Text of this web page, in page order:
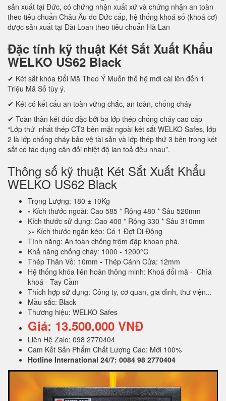
sản xuất tại Đức, có chứng nhận xuất xứ và chứng nhận an toàn
theo tiêu chuẩn Châu Âu do Đức cấp, hệ thống khoá số (khoá cơ)
được sản xuất tại Đài Loan theo tiêu chuẩn Hà Lan
Đặc tính kỹ thuật Két Sắt Xuất Khẩu
WELKO US62 Black
✔ Két sắt khóa Đổi Mã Theo Ý Muốn thế hệ mới cài lên đến 1
Triệu Mã Số tùy ý.
✔ Két có kết cấu an toàn vững chắc, an toàn, chống cháy
✔ Toàn thân két đúc đặc bởi ba lớp thép chống cháy cao cấp
“Lớp thứ nhất thép CT3 bên mặt ngoài két sắt WELKO Safes, lớp
2 là lớp chống cháy bảo vệ tài sản và lớp thép thứ 3 bên trong két
sắt có tác dụng cân đối nhiệt độ lan toả đều nhau”.
Thông số kỹ thuật Két Sắt Xuất Khẩu
WELKO US62 Black
Trọng Lượng: 180 ± 10Kg
- Kích thước ngoài: Cao 585 * Rộng 480 * Sâu 520mm
Kích thước sử dụng: Cao 400 * Rộng 330 * Sâu 310mm
>- Kích thước ngăn kéo: Có 1 Đợt Di Động
Tính năng: An toàn chống trộm đập khoan phá.
Khả năng chống cháy: 1000 - 1200°C
Thép Thân Vỏ: 10mm - Thép Cánh Cửa: 12mm
Hệ thống khóa liên hoàn thông minh: Khoá đổi mã - Chìa
khoá - Tay Cầm
Thích hợp sử dụng: Công ty, cơ quan, gia đình, thư viện...
Mầu sắc: Black
Thương hiệu: WELKO Safes
Giá: 13.500.000 VNĐ
Liên Hệ Zalo: 098 2770404
Cam Kết Sản Phẩm Chất Lượng Cao: Mới 100%
Hotline International 24/7: 0084 98 2770404